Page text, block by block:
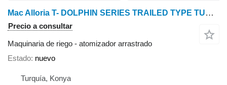
Mac Alloria T- DOLPHIN SERIES TRAILED TYPE TURBO ATOMIZER
Precio a consultar
Maquinaria de riego - atomizador arrastrado
Estado nuevo
Turquía, Konya